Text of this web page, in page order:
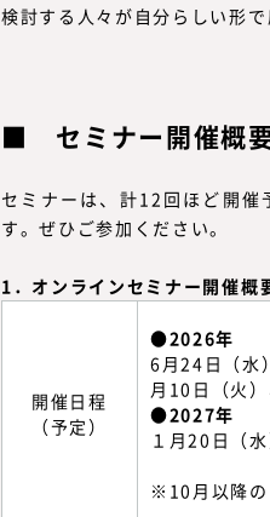
検討する人々が自分らしい形
セミナー開催概
セミナーは、計12回ほど開
す。ぜひご参加ください。
1．オンラインセミナー開催概
開催日程
（予定）
●2026年
6月24日（水
月10日（火
●2027年
１月20日（
※10月以降の